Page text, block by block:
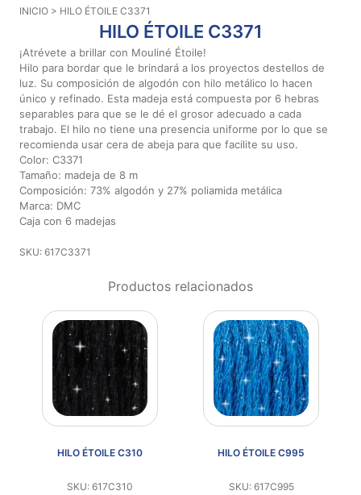
Aviso De
2026
Para
Bordar
Distribuidores
INICIO > HILO ÉTOILE C3371
HILO ÉTOILE C3371
¡Atrévete a brillar con Mouliné Étoile!
Hilo para bordar que le brindará a los proyectos destellos de
luz. Su composición de algodón con hilo metálico lo hacen
único y refinado. Esta madeja está compuesta por 6 hebras
separables para que se le dé el grosor adecuado a cada
trabajo. El hilo no tiene una presencia uniforme por lo que se
recomienda usar cera de abeja para que facilite su uso.
Color: C3371
Tamaño: madeja de 8 m
Composición: 73% algodón y 27% poliamida metálica
Marca: DMC
Caja con 6 madejas
SKU: 617C3371
Productos relacionados
HILO ÉTOILE C310
SKU: 617C310
HILO ÉTOILE C995
SKU: 617C995